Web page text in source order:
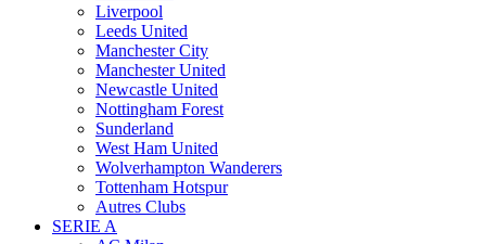
Liverpool
Leeds United
Manchester City
Manchester United
Newcastle United
Nottingham Forest
Sunderland
West Ham United
Wolverhampton Wanderers
Tottenham Hotspur
Autres Clubs
SERIE A